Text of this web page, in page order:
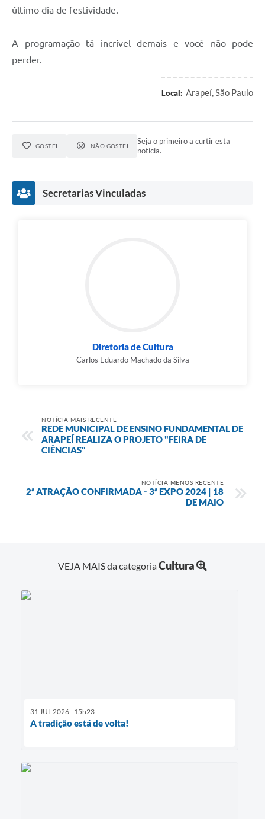
Agenda
Planejamento
último dia de festividade.
A programação tá incrível demais e você não pode
perder.
Local: Arapeí, São Paulo
GOSTEI NÃO GOSTEI
Seja o primeiro a curtir esta
notícia.
Secretarias Vinculadas
Diretoria de Cultura
Carlos Eduardo Machado da Silva
NOTÍCIA MAIS RECENTE
REDE MUNICIPAL DE ENSINO FUNDAMENTAL DE
ARAPEÍ REALIZA O PROJETO "FEIRA DE
CIÊNCIAS"
NOTÍCIA MENOS RECENTE
2ª ATRAÇÃO CONFIRMADA - 3ª EXPO 2024 | 18
DE MAIO
VEJA MAIS da categoriaCultura
31 JUL 2026 - 15h23
A tradição está de volta!